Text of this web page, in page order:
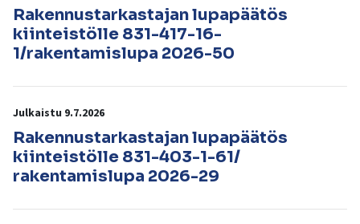
Rakennustarkastajan lupapäätös
kiinteistölle 831-417-16-
1/rakentamislupa 2026-50
Julkaistu 9.7.2026
Rakennustarkastajan lupapäätös
kiinteistölle 831-403-1-61/
rakentamislupa 2026-29